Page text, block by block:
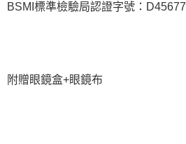
BSMI標準檢驗局認證字號：D45677
附贈眼鏡盒+眼鏡布